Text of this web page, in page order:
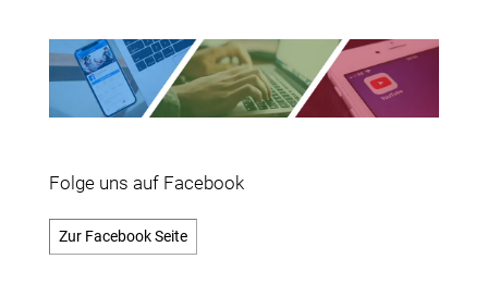
Folge uns auf Facebook
Zur Facebook Seite